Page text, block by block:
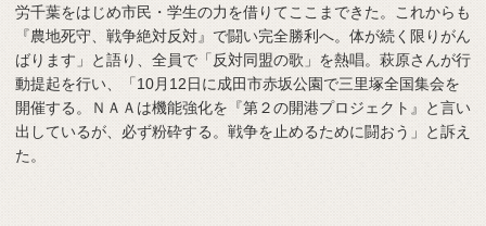
労千葉をはじめ市民・学生の力を借りてここまできた。これからも
『農地死守、戦争絶対反対』で闘い完全勝利へ。体が続く限りがん
ばります」と語り、全員で「反対同盟の歌」を熱唱。萩原さんが行
動提起を行い、「10月12日に成田市赤坂公園で三里塚全国集会を
開催する。ＮＡＡは機能強化を『第２の開港プロジェクト』と言い
出しているが、必ず粉砕する。戦争を止めるために闘おう」と訴え
た。